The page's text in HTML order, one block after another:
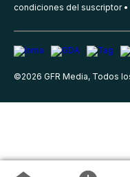
condiciones del suscriptor
©2026 GFR Media, Todos